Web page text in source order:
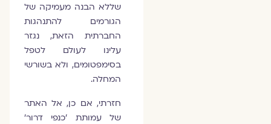
שללא הבנה מעמיקה של
הגורמים להתנהגות
החברתית הזאת, נגזר
עלינו לעולם לטפל
בסימפטומים, ולא בשורשי
המחלה.
חזרתי, אם כן, אל האתר
של עמותת 'כנפי דרור'